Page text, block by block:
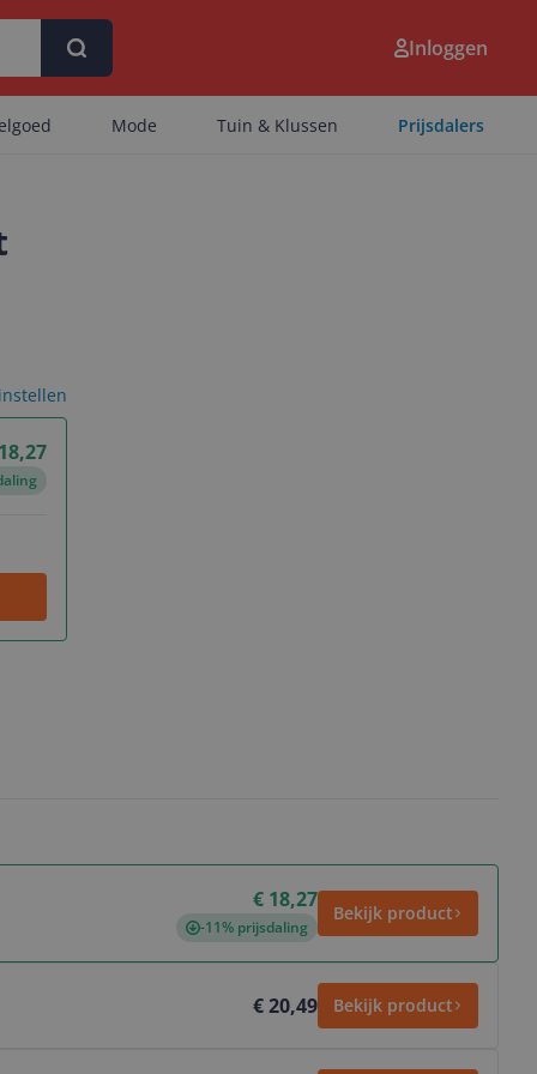
Inloggen
Mode Tuin & Klussen Prijsdalers
€ 18,27
-11% prijsdaling
Bekijk product
€ 20,49 Bekijk product